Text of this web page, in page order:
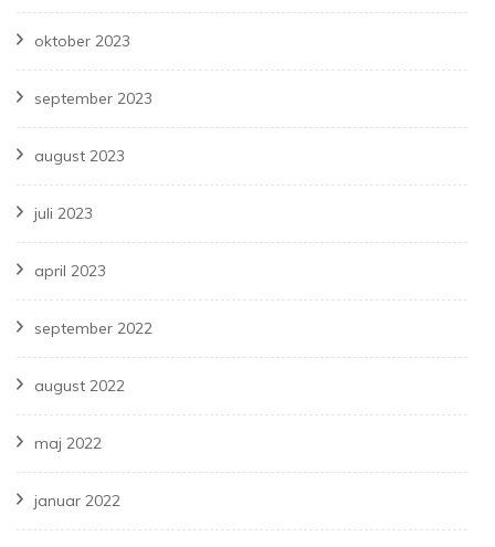
oktober 2023
september 2023
august 2023
juli 2023
april 2023
september 2022
august 2022
maj 2022
januar 2022